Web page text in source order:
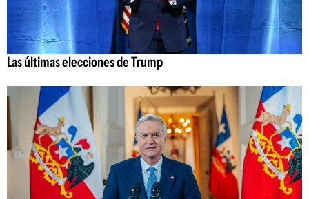
Las últimas elecciones de Trump